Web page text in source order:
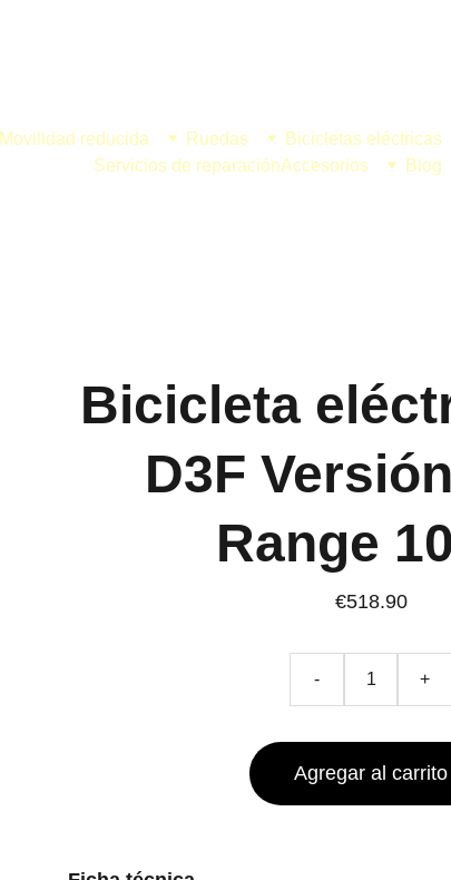
Movilidad reducida Ruedas
Bicicletas eléctricas
Servicios de reparaciónAccesorios Blog
Bicicleta
D3F
Range
€518.90
- +
Agregar al carrito